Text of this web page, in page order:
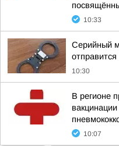
10:33
Серийный
10:30
В регионе
10:07